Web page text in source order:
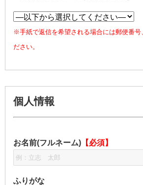
※手紙で返信を希望される場合には郵便番号
ださい。
個人情報
お名前(フルネーム) 【必須】
ふりがな